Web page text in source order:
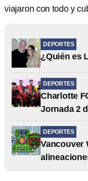
viajaron con todo y
DEPORTES
¿Quién es
DEPORTES
Charlotte
Jornada 2
DEPORTES
Vancouver